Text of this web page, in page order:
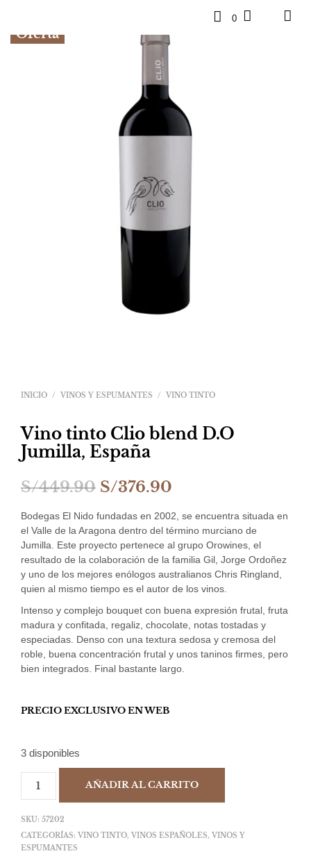
0
Oferta
INICIO / VINOS Y ESPUMANTES / VINO TINTO
Vino tinto Clio blend D.O
Jumilla, España
S/449.90 El
precio
original
era:
S/449.90.
S/376.90
precio
actual
es:
S/376.90.
Bodegas El Nido fundadas en 2002, se encuentra situada en
el Valle de la Aragona dentro del término murciano de
Jumilla. Este proyecto pertenece al grupo Orowines, el
resultado de la colaboración de la familia Gil, Jorge Ordoñez
y uno de los mejores enólogos australianos Chris Ringland,
quien al mismo tiempo es el autor de los vinos.
Intenso y complejo bouquet con buena expresión frutal, fruta
madura y confitada, regaliz, chocolate, notas tostadas y
especiadas. Denso con una textura sedosa y cremosa del
roble, buena concentración frutal y unos taninos firmes, pero
bien integrados. Final bastante largo.
PRECIO EXCLUSIVO EN WEB
3 disponibles
AÑADIR AL CARRITO
SKU: 57202
CATEGORÍAS: VINO TINTO, VINOS ESPAÑOLES, VINOS Y
ESPUMANTES